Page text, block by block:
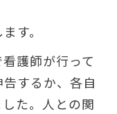
す。
護師が行って
するか、各自
た。人との関